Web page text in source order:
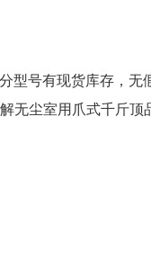
型号有现货库存，无
无尘室用爪式千斤顶